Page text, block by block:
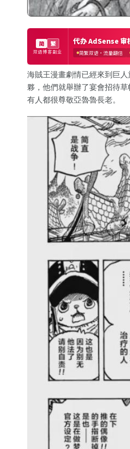
海賊王漫畫劇情已經來到巨
夥，他們就舉辦了宴會招待
有人都很尊敬亞魯魯長老。